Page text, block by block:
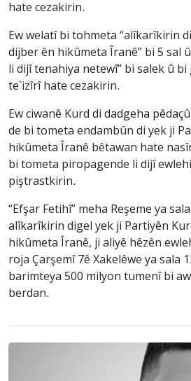
hate cezakirin.
Ew welatî bi tohmeta “alîkarîkirin
dijber ên hikûmeta Îranê” bi 5 sal
li dijî tenahiya netewî” bi salek û
te`izîrî hate cezakirin.
Ew ciwanê Kurd di dadgeha
de bi tometa endambûn di yek ji
hikûmeta Îranê bêtawan hate
bi tometa piropagende li dijî
piştrastkirin.
“Efşar Fetihî” meha Reşeme ya
alîkarîkirin digel yek ji Partiyên
hikûmeta Îranê, ji aliyê hêzên
roja Çarşemî 7ê Xakelêwe ya sala
barimteya 500 milyon tumenî bi
berdan.